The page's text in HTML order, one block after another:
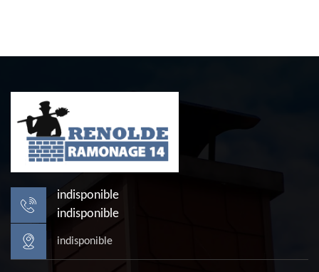
indisponible
indisponible
indisponible